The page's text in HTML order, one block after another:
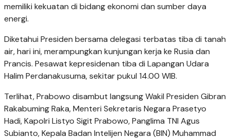
memiliki kekuatan di bidang ekonomi dan sumber daya
energi.
Diketahui Presiden bersama delegasi terbatas tiba di tanah
air, hari ini, merampungkan kunjungan kerja ke Rusia dan
Prancis. Pesawat kepresidenan tiba di Lapangan Udara
Halim Perdanakusuma, sekitar pukul 14.00 WIB.
Terlihat, Prabowo disambut langsung Wakil Presiden Gibran
Rakabuming Raka, Menteri Sekretaris Negara Prasetyo
Hadi, Kapolri Listyo Sigit Prabowo, Panglima TNI Agus
Subianto, Kepala Badan Intelijen Negara (BIN) Muhammad